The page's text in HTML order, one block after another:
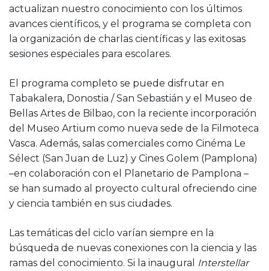
actualizan nuestro conocimiento con los últimos
avances científicos, y el programa se completa con
la organización de charlas científicas y las exitosas
sesiones especiales para escolares.
El programa completo se puede disfrutar en
Tabakalera, Donostia / San Sebastián y el Museo de
Bellas Artes de Bilbao, con la reciente incorporación
del Museo Artium como nueva sede de la Filmoteca
Vasca. Además, salas comerciales como Cinéma Le
Sélect (San Juan de Luz) y Cines Golem (Pamplona)
–en colaboración con el Planetario de Pamplona –
se han sumado al proyecto cultural ofreciendo cine
y ciencia también en sus ciudades.
Las temáticas del ciclo varían siempre en la
búsqueda de nuevas conexiones con la ciencia y las
ramas del conocimiento. Si la inaugural
Interstellar